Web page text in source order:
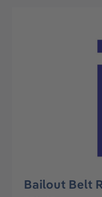
Ignorer la
Bailout Belt